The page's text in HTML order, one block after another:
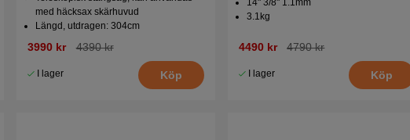
med häcksax skärhuvud
Längd, utdragen: 304cm
3990 kr 4390 kr
I lager Köp
14" 3/8" 1.1mm
3.1kg
4490 kr 4790 kr
I lager Köp